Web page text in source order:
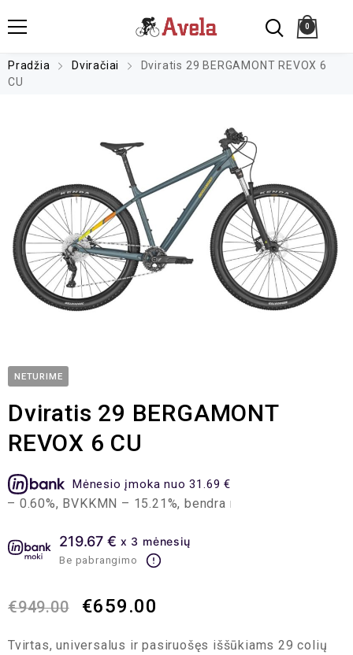
0
Pradžia Dviračiai
Dviratis 29 BERGAMONT REVOX 6
CU
NETURIME
Dviratis 29 BERGAMONT
REVOX 6 CU
Mėnesio įmoka nuo 31.69 €
– 15.21%, bendra mokėtina suma – 760.39
219.67 € x 3 mėnesių
Be pabrangimo
€949.00 €659.00
Tvirtas, universalus ir pasiruošęs iššūkiams 29 colių